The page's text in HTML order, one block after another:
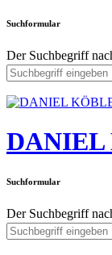
Suchformular
Der Suchbegriff
DANIEL
Suchformular
Der Suchbegriff